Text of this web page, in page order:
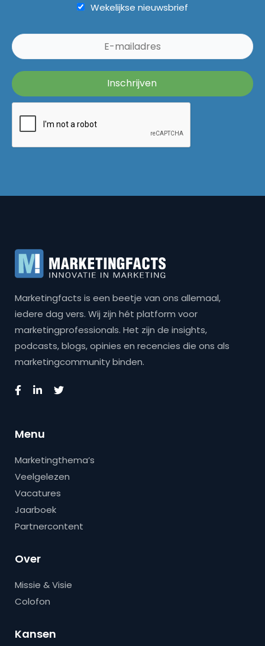
Wekelijkse nieuwsbrief
Marketingfacts is een beetje van ons allemaal,
iedere dag vers. Wij zijn hét platform voor
marketingprofessionals. Het zijn de insights,
podcasts, blogs, opinies en recencies die ons als
marketingcommunity binden.
Menu
Marketingthema’s
Veelgelezen
Vacatures
Jaarboek
Partnercontent
Over
Missie & Visie
Colofon
Kansen